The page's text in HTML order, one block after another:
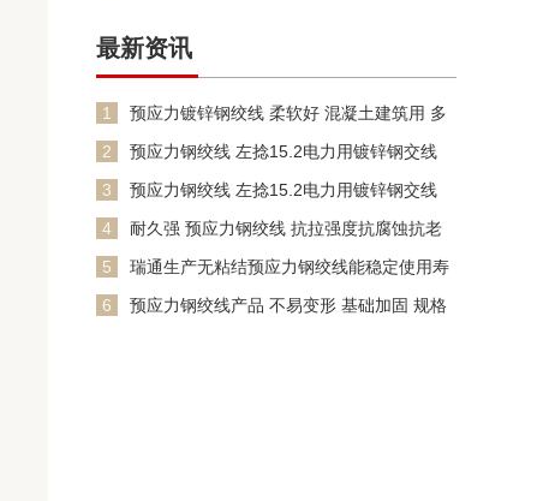
最新资讯
1
预应力镀锌钢绞线 柔软好 混凝土建筑用 多
2
预应力钢绞线 左捻15.2电力用镀锌钢交线
3
预应力钢绞线 左捻15.2电力用镀锌钢交线
4
耐久强 预应力钢绞线 抗拉强度抗腐蚀抗老
5
瑞通生产无粘结预应力钢绞线能稳定使用寿
6
预应力钢绞线产品 不易变形 基础加固 规格